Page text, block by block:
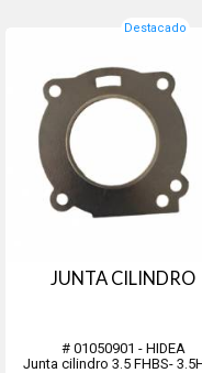
Destacado
JUNTA CILINDRO
# 01050901 - HIDEA
Junta cilindro 3.5 FHBS-